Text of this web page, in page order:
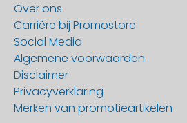
Over ons
Carrière bij Promostore
Social Media
Algemene voorwaarden
Disclaimer
Privacyverklaring
Merken van promotieartikelen